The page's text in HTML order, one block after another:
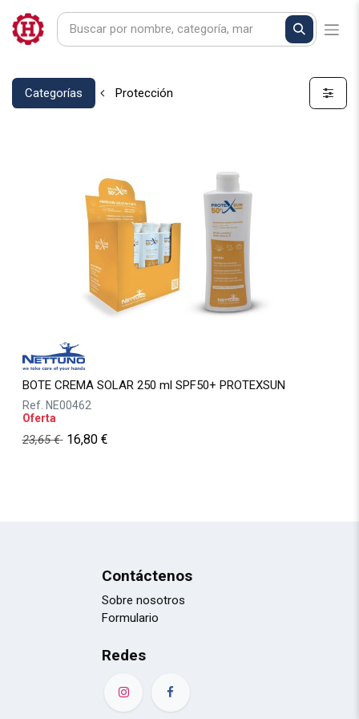
Categorías Protección
BOTE CREMA SOLAR 250 ml SPF50+ PROTEXSUN
Ref. NE00462
Oferta
23,65€ 16,80€
Contáctenos
Sobre nosotros
Formulario
Redes